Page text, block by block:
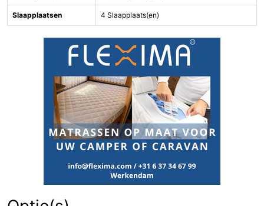
Slaapplaatsen 4 Slaapplaats(en)